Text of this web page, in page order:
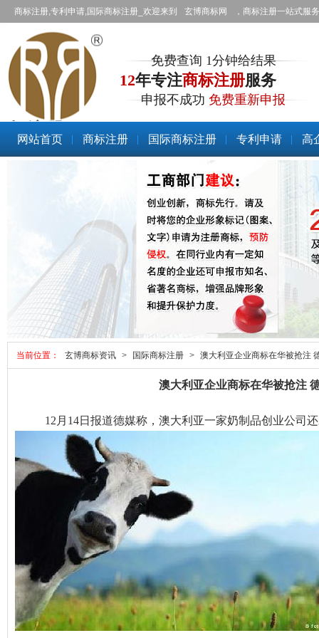
商标注册,专利申请,国际商标注册_欢迎来到 玄博商标网 ，商标注册一站式服
标注册
免费查询 1分钟给结果
12年专注商标注册服务
申报不成功 免费重新申报
网站首页 商标注册 国际商标注册 专利申请 高
当前位置： 玄博商标资讯 > 国际商标注册 > 澳大利亚企业商标在华被抢注
澳大利亚企业商标在华被抢注
12月14日报道德媒称，澳大利亚一家奶制品创业公司